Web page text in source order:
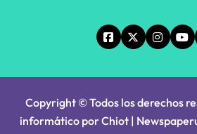
Copyright © Todos los derechos
informático por Chiot |